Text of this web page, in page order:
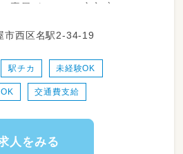
専属がいるので安心♪）
ト
塾の宿題なども行うお子様が
通常学童に比べて多いです！
生～3年生のお子様がメイン
の提供
告
市西区名駅2-34-19
駅チカ 未経験OK
交通費支給
人をみる